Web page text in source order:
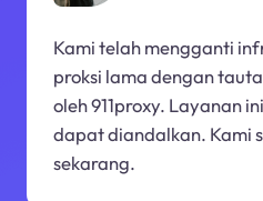
Kami telah mengganti
proksi lama dengan
oleh 911proxy. Layanan
dapat diandalkan. Kami
sekarang.